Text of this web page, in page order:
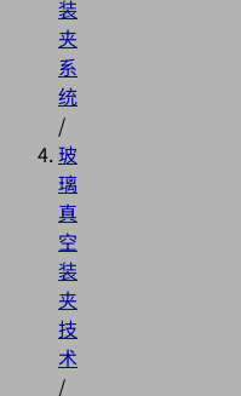
装
夹
系
统
/
玻
璃
真
空
装
夹
技
术
/